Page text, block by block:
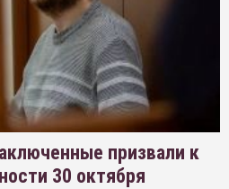
призвали к
30 октября